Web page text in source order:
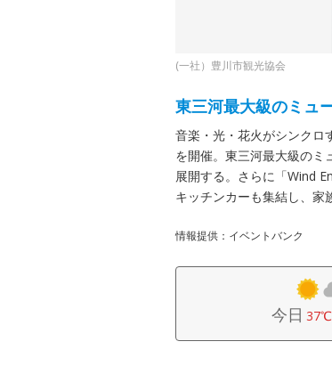
(一社）豊川市観光協会
東三河最大級のミュ
音楽・光・花火がシンクロ
を開催。東三河最大級のミ
展開する。さらに「Wind
キッチンカーも集結し、家
情報提供：イベントバンク
今日 37℃